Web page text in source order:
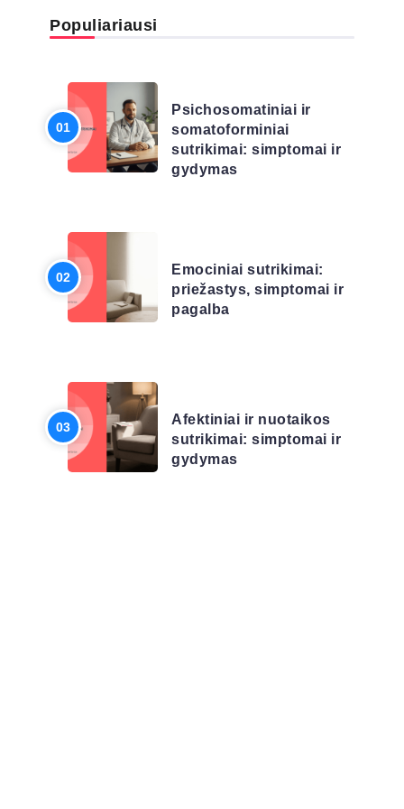
Populiariausi
Psichosomatiniai ir
somatoforminiai
sutrikimai: simptomai ir
gydymas
Emociniai sutrikimai:
priežastys, simptomai ir
pagalba
Afektiniai ir nuotaikos
sutrikimai: simptomai ir
gydymas